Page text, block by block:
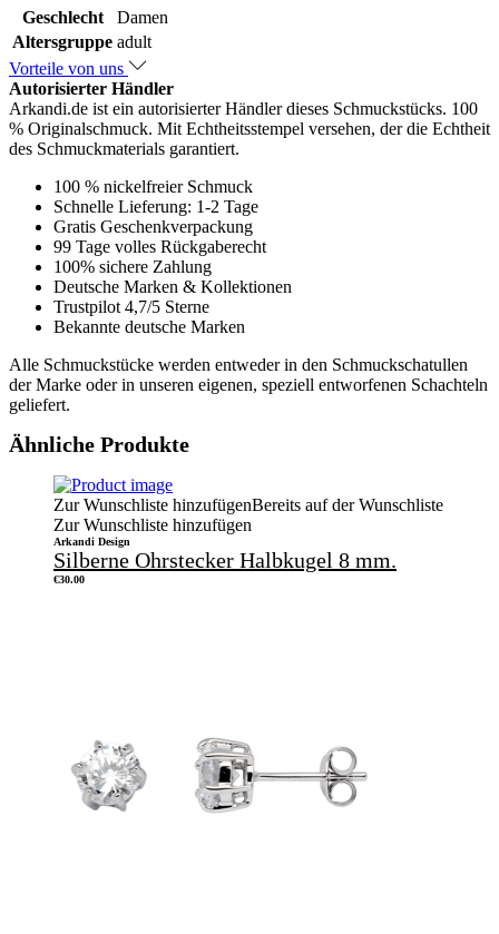
Geschlecht
Damen
Altersgruppe adult
Vorteile von uns
Autorisierter Händler
Arkandi.de ist ein autorisierter Händler dieses Schmuckstücks. 100
% Originalschmuck. Mit Echtheitsstempel versehen, der die Echtheit
des Schmuckmaterials garantiert.
100 % nickelfreier Schmuck
Schnelle Lieferung: 1-2 Tage
Gratis Geschenkverpackung
99 Tage volles Rückgaberecht
100% sichere Zahlung
Deutsche Marken & Kollektionen
Trustpilot 4,7/5 Sterne
Bekannte deutsche Marken
Alle Schmuckstücke werden entweder in den Schmuckschatullen
der Marke oder in unseren eigenen, speziell entworfenen Schachteln
geliefert.
Ähnliche Produkte
Zur Wunschliste hinzufügenBereits auf der Wunschliste
Zur Wunschliste hinzufügen
Arkandi Design
Silberne Ohrstecker Halbkugel 8 mm.
€30.00